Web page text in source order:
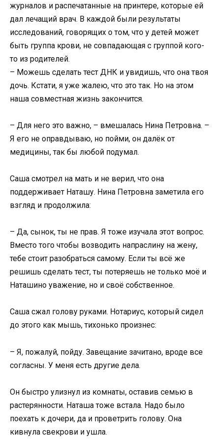
журналов и распечатанные на принтере, которые ей
дал лечащий врач. В каждой были результаты
исследований, говорящих о том, что у детей может
быть группа крови, не совпадающая с группой кого-
то из родителей.
– Можешь сделать тест ДНК и увидишь, что она твоя
дочь. Кстати, я уже жалею, что это так. Но на этом
наша совместная жизнь закончится.
– Для него это важно, – вмешалась Нина Петровна. –
Я его не оправдываю, но пойми, он далёк от
медицины, так бы любой подумал.
Саша смотрел на мать и не верил, что она
поддерживает Наташу. Нина Петровна заметила его
взгляд и продолжила:
– Да, сынок, ты не прав. Я тоже изучала этот вопрос.
Вместо того чтобы возводить напраслину на жену,
тебе стоит разобраться самому. Если ты всё же
решишь сделать тест, ты потеряешь не только моё и
Наташино уважение, но и своё собственное.
Саша сжал голову руками. Нотариус, который сидел
до этого как мышь, тихонько произнес:
– Я, пожалуй, пойду. Завещание зачитано, вроде все
согласны. У меня есть другие дела.
Он быстро улизнул из комнаты, оставив семью в
растерянности. Наташа тоже встала. Надо было
поехать к дочери, да и проветрить голову. Она
кивнула свекрови и ушла.